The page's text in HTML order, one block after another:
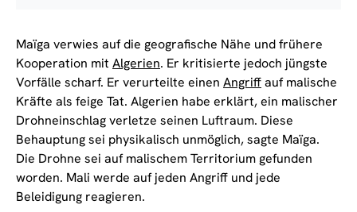
Maïga verwies auf die geografische Nähe und frühere
Kooperation mit Algerien. Er kritisierte jedoch jüngste
Vorfälle scharf. Er verurteilte einen Angriffauf malische
Kräfte als feige Tat. Algerien habe erklärt, ein malischer
Drohneinschlag verletze seinen Luftraum. Diese
Behauptung sei physikalisch unmöglich, sagte Maïga.
Die Drohne sei auf malischem Territorium gefunden
worden. Mali werde auf jeden Angriff und jede
Beleidigung reagieren.